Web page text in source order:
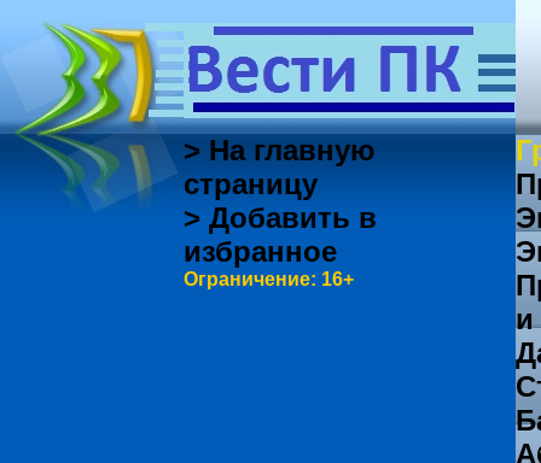
> На главную
страницу
> Добавить в
избранное
Ограничение: 16+